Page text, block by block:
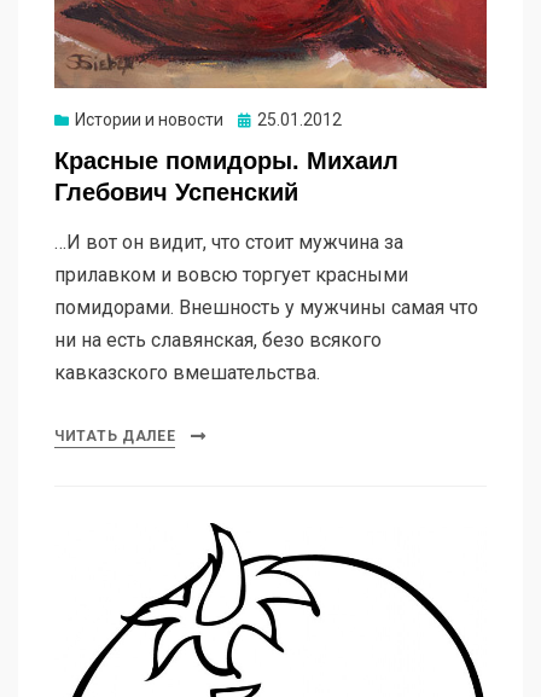
Истории и новости Опубликовано
25.01.2012
Красные помидоры. Михаил
Глебович Успенский
…И вот он видит, что стоит мужчина за
прилавком и вовсю торгует красными
помидорами. Внешность у мужчины самая что
ни на есть славянская, безо всякого
кавказского вмешательства.
ЧИТАТЬ ДАЛЕЕ